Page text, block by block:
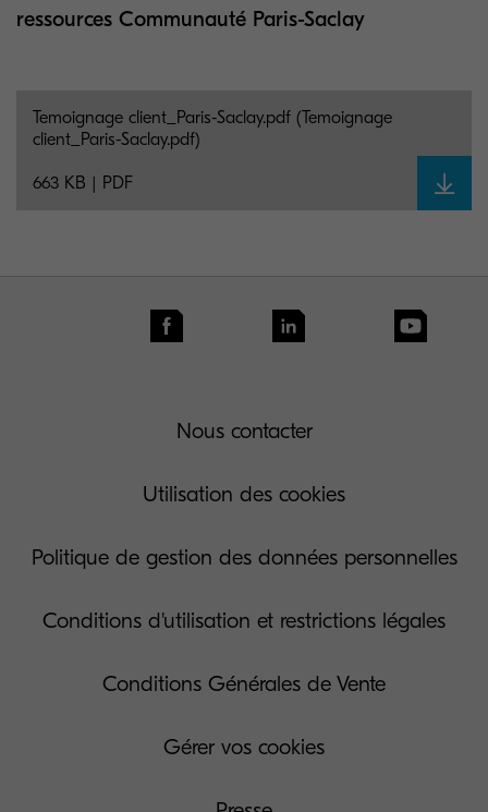
ressources Communauté Paris-Saclay
Temoignage client_Paris-Saclay.pdf (Temoignage
client_Paris-Saclay.pdf)
663 KB | PDF
Nous contacter
Utilisation des cookies
Politique de gestion des données personnelles
Conditions d'utilisation et restrictions légales
Conditions Générales de Vente
Gérer vos cookies